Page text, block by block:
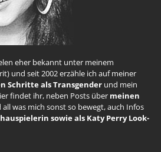
eher bekannt unter meinem
und seit 2002 erzähle ich auf meiner
Schritte als Transgender und mein
findet ihr, neben Posts über meinen
was mich sonst so bewegt, auch Infos
sowie als Katy Perry Look-